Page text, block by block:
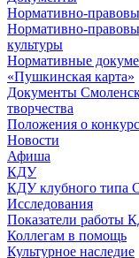
Нормативно-
Нормативно-
культуры
Нормативные
«Пушкинская карта»
Документы
творчества
Положения о
Новости
Афиша
КДУ
КДУ клубного типа
Исследования
Показатели работы
Коллегам в помощь
Культурное наследие